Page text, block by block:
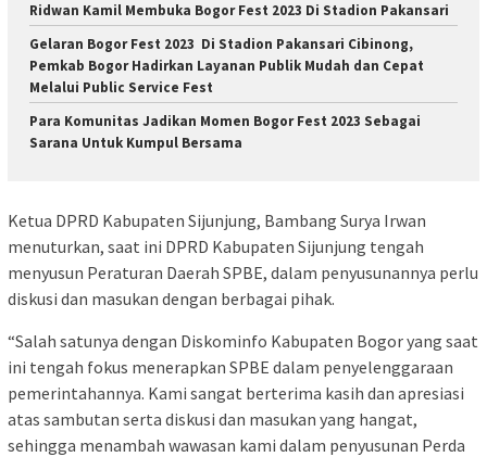
Ridwan Kamil Membuka Bogor Fest 2023 Di Stadion Pakansari
Gelaran Bogor Fest 2023 Di Stadion Pakansari Cibinong,
Pemkab Bogor Hadirkan Layanan Publik Mudah dan Cepat
Melalui Public Service Fest
Para Komunitas Jadikan Momen Bogor Fest 2023 Sebagai
Sarana Untuk Kumpul Bersama
Ketua DPRD Kabupaten Sijunjung, Bambang Surya Irwan
menuturkan, saat ini DPRD Kabupaten Sijunjung tengah
menyusun Peraturan Daerah SPBE, dalam penyusunannya perlu
diskusi dan masukan dengan berbagai pihak.
“Salah satunya dengan Diskominfo Kabupaten Bogor yang saat
ini tengah fokus menerapkan SPBE dalam penyelenggaraan
pemerintahannya. Kami sangat berterima kasih dan apresiasi
atas sambutan serta diskusi dan masukan yang hangat,
sehingga menambah wawasan kami dalam penyusunan Perda